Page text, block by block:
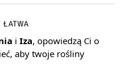
i Iza, opowiedzą Ci o
aby twoje rośliny